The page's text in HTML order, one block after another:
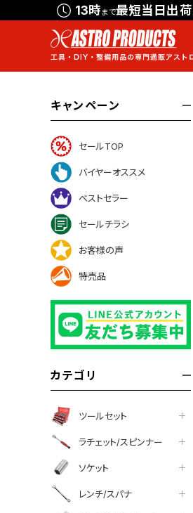
13時まで最短当日出荷
キャンペーン
セールTOP
バイヤーオススメ
ベストセラー
セールチラシ
お客様の声
特売品
カテゴリ
ツールセット
ラチェット/スピンナー
ソケット
レンチ/スパナ